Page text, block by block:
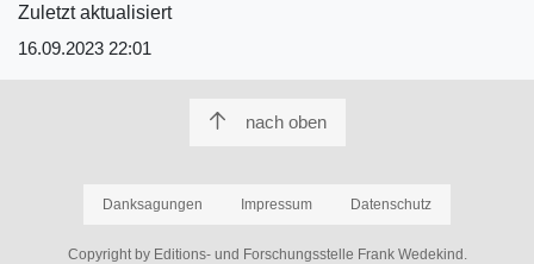
Zuletzt aktualisiert
16.09.2023 22:01
nach oben
Danksagungen Impressum Datenschutz
Copyright by Editions- und Forschungsstelle Frank Wedekind.